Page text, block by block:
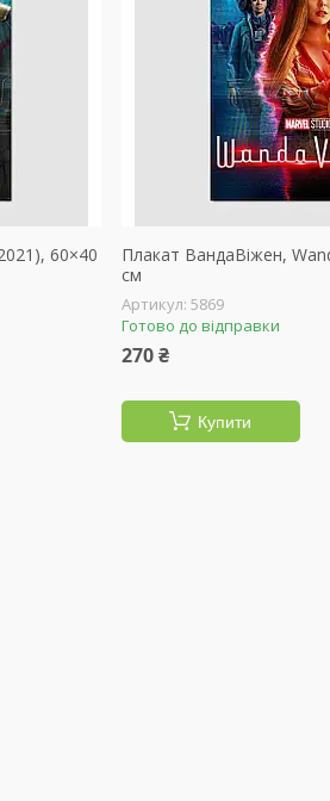
60×40
Плакат ВандаВіжен,
см
5869
Готово до відправки
270 ₴
Купити